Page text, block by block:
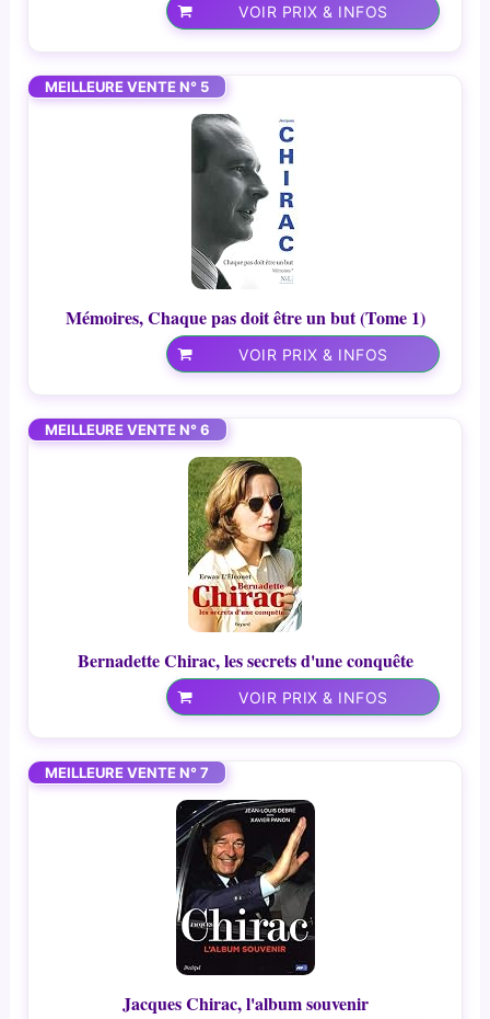
VOIR PRIX & INFOS
MEILLEURE VENTE N° 5
Mémoires, Chaque pas doit être un but (Tome 1)
VOIR PRIX & INFOS
MEILLEURE VENTE N° 6
Bernadette Chirac, les secrets d'une conquête
VOIR PRIX & INFOS
MEILLEURE VENTE N° 7
Jacques Chirac, l'album souvenir